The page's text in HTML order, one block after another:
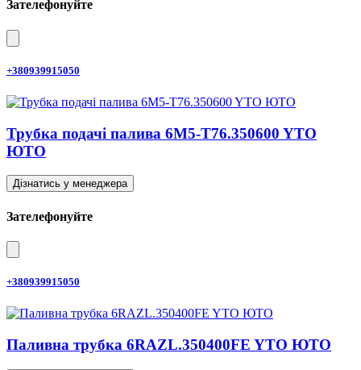
Зателефонуйте
+380939915050
Трубка подачі палива 6M5-T76.350600 YTO
ЮТО
Дізнатись у менеджера
Зателефонуйте
+380939915050
Паливна трубка 6RAZL.350400FE YTO ЮТО